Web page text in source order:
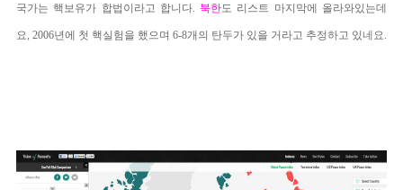
국가는 핵보유가 합법이라고 합니다. 북한도 리스트 마지막에 올라와있는데
요, 2006년에 첫 핵실험을 했으며 6-8개의 탄두가 있을 거라고 추정하고 있네요.